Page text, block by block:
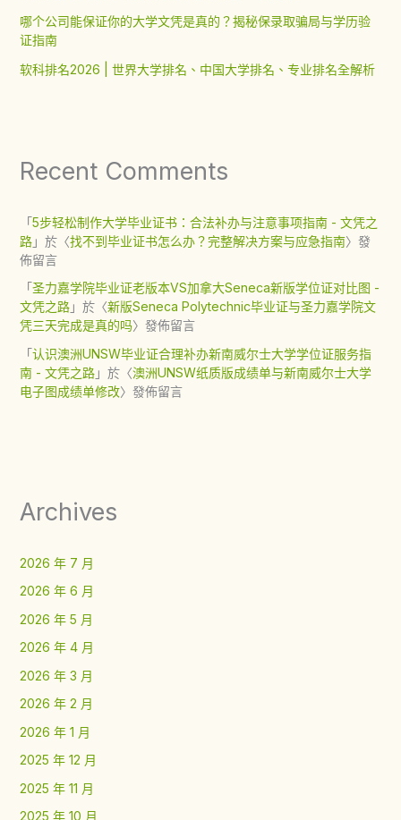
哪个公司能保证你的大学文凭是真的？揭秘保录取骗局与学历验
证指南
软科排名2026 | 世界大学排名、中国大学排名、专业排名全解析
Recent Comments
「5步轻松制作大学毕业证书：合法补办与注意事项指南 - 文凭之
路」於〈找不到毕业证书怎么办？完整解决方案与应急指南〉發
佈留言
「圣力嘉学院毕业证老版本VS加拿大Seneca新版学位证对比图 -
文凭之路」於〈新版Seneca Polytechnic毕业证与圣力嘉学院文
凭三天完成是真的吗〉發佈留言
「认识澳洲UNSW毕业证合理补办新南威尔士大学学位证服务指
南 - 文凭之路」於〈澳洲UNSW纸质版成绩单与新南威尔士大学
电子图成绩单修改〉發佈留言
Archives
2026 年 7 月
2026 年 6 月
2026 年 5 月
2026 年 4 月
2026 年 3 月
2026 年 2 月
2026 年 1 月
2025 年 12 月
2025 年 11 月
2025 年 10 月